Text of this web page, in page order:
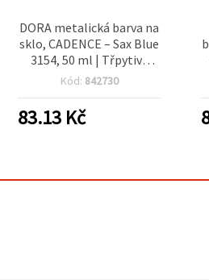
DORA metalická barva na
sklo, CADENCE – Sax Blue
3154, 50 ml | Třpytivá
modrá barva na sklo pro
a dekorativní umění
Kód: 842730
83.13 Kč